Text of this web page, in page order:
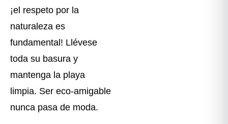
¡el respeto por la
naturaleza es
fundamental! Llévese
toda su basura y
mantenga la playa
limpia. Ser eco-amigable
nunca pasa de moda.